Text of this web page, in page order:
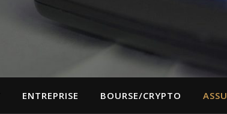
ENTREPRISE BOURSE/CRYPTO